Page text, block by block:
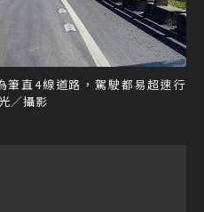
筆直4線道路，駕駛都易超速行
／攝影